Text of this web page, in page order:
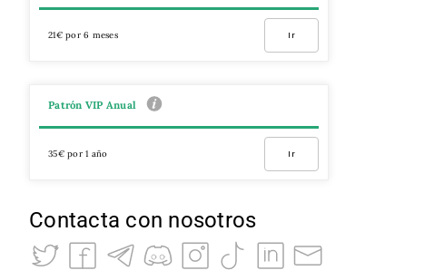
21€ por 6 meses Ir
Patrón VIP Anual
35€ por 1 año Ir
Contacta con nosotros